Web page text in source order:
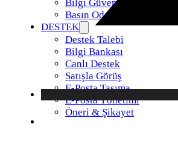
Bilgi Güvenliği Politikamız
Basın Odası
DESTEK
Destek Talebi
Bilgi Bankası
Canlı Destek
Satışla Görüş
E-Posta Taşıma
E-Posta Yönetimi
Öneri & Şikayet